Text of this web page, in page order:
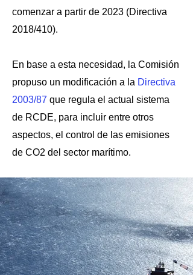
comenzar a partir de 2023 (Directiva
2018/410).
En base a esta necesidad, la Comisión
propuso un modificación a la Directiva
2003/87 que regula el actual sistema
de RCDE, para incluir entre otros
aspectos, el control de las emisiones
de CO2 del sector marítimo.